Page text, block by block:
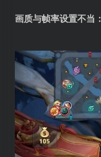
画质与帧率设置不当：